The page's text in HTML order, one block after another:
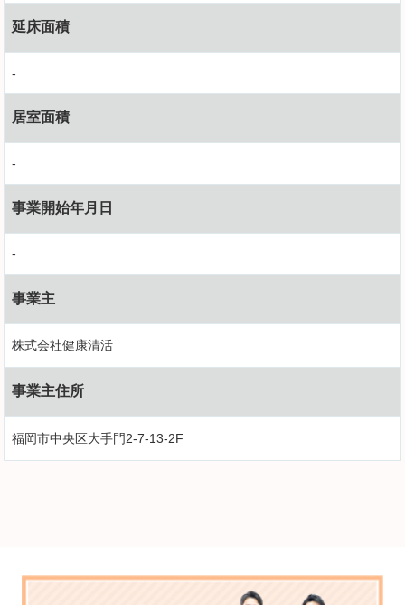
延床面積
-
居室面積
-
事業開始年月日
-
事業主
株式会社健康清活
事業主住所
福岡市中央区大手門2-7-13-2F